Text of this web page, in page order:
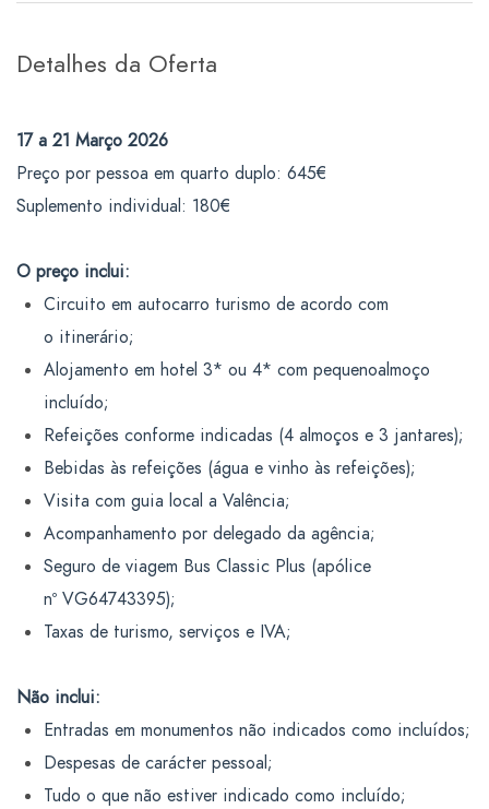
Detalhes da Oferta
17 a 21 Março 2026
Preço por pessoa em quarto duplo: 645€
Suplemento individual: 180€
O preço inclui:
Circuito em autocarro turismo de acordo com
o itinerário;
Alojamento em hotel 3* ou 4* com pequenoalmoço
incluído;
Refeições conforme indicadas (4 almoços e 3 jantares);
Bebidas às refeições (água e vinho às refeições);
Visita com guia local a Valência;
Acompanhamento por delegado da agência;
Seguro de viagem Bus Classic Plus (apólice
nº VG64743395);
Taxas de turismo, serviços e IVA;
Não inclui:
Entradas em monumentos não indicados como incluídos;
Despesas de carácter pessoal;
Tudo o que não estiver indicado como incluído;